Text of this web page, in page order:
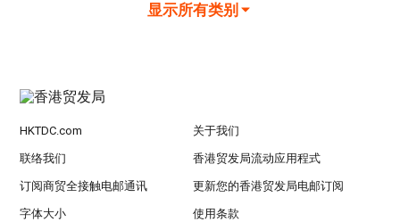
显示所有类别
HKTDC.com 关于我们
联络我们 香港贸发局流动应用程式
订阅商贸全接触电邮通讯 更新您的香港贸发局电邮订阅
字体大小 使用条款